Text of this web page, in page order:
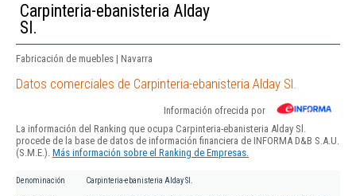
Carpinteria-ebanisteria Alday
Sl.
Fabricación de muebles | Navarra
Datos comerciales de Carpinteria-ebanisteria Alday Sl.
Información ofrecida por
La información del Ranking que ocupa Carpinteria-ebanisteria Alday Sl.
procede de la base de datos de información financiera de INFORMA D&B S.A.U.
(S.M.E.). Más información sobre el Ranking de Empresas.
Denominación Carpinteria-ebanisteria Alday Sl.